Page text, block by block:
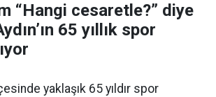
“Hangi cesaretle?” diye
65 yıllık spor
yaklaşık 65 yıldır spor